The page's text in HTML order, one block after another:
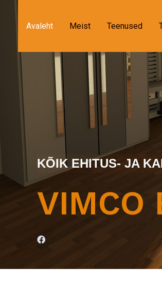
Avaleht Meist Teenused
KÕIK EHITUS- JA
VIMCO